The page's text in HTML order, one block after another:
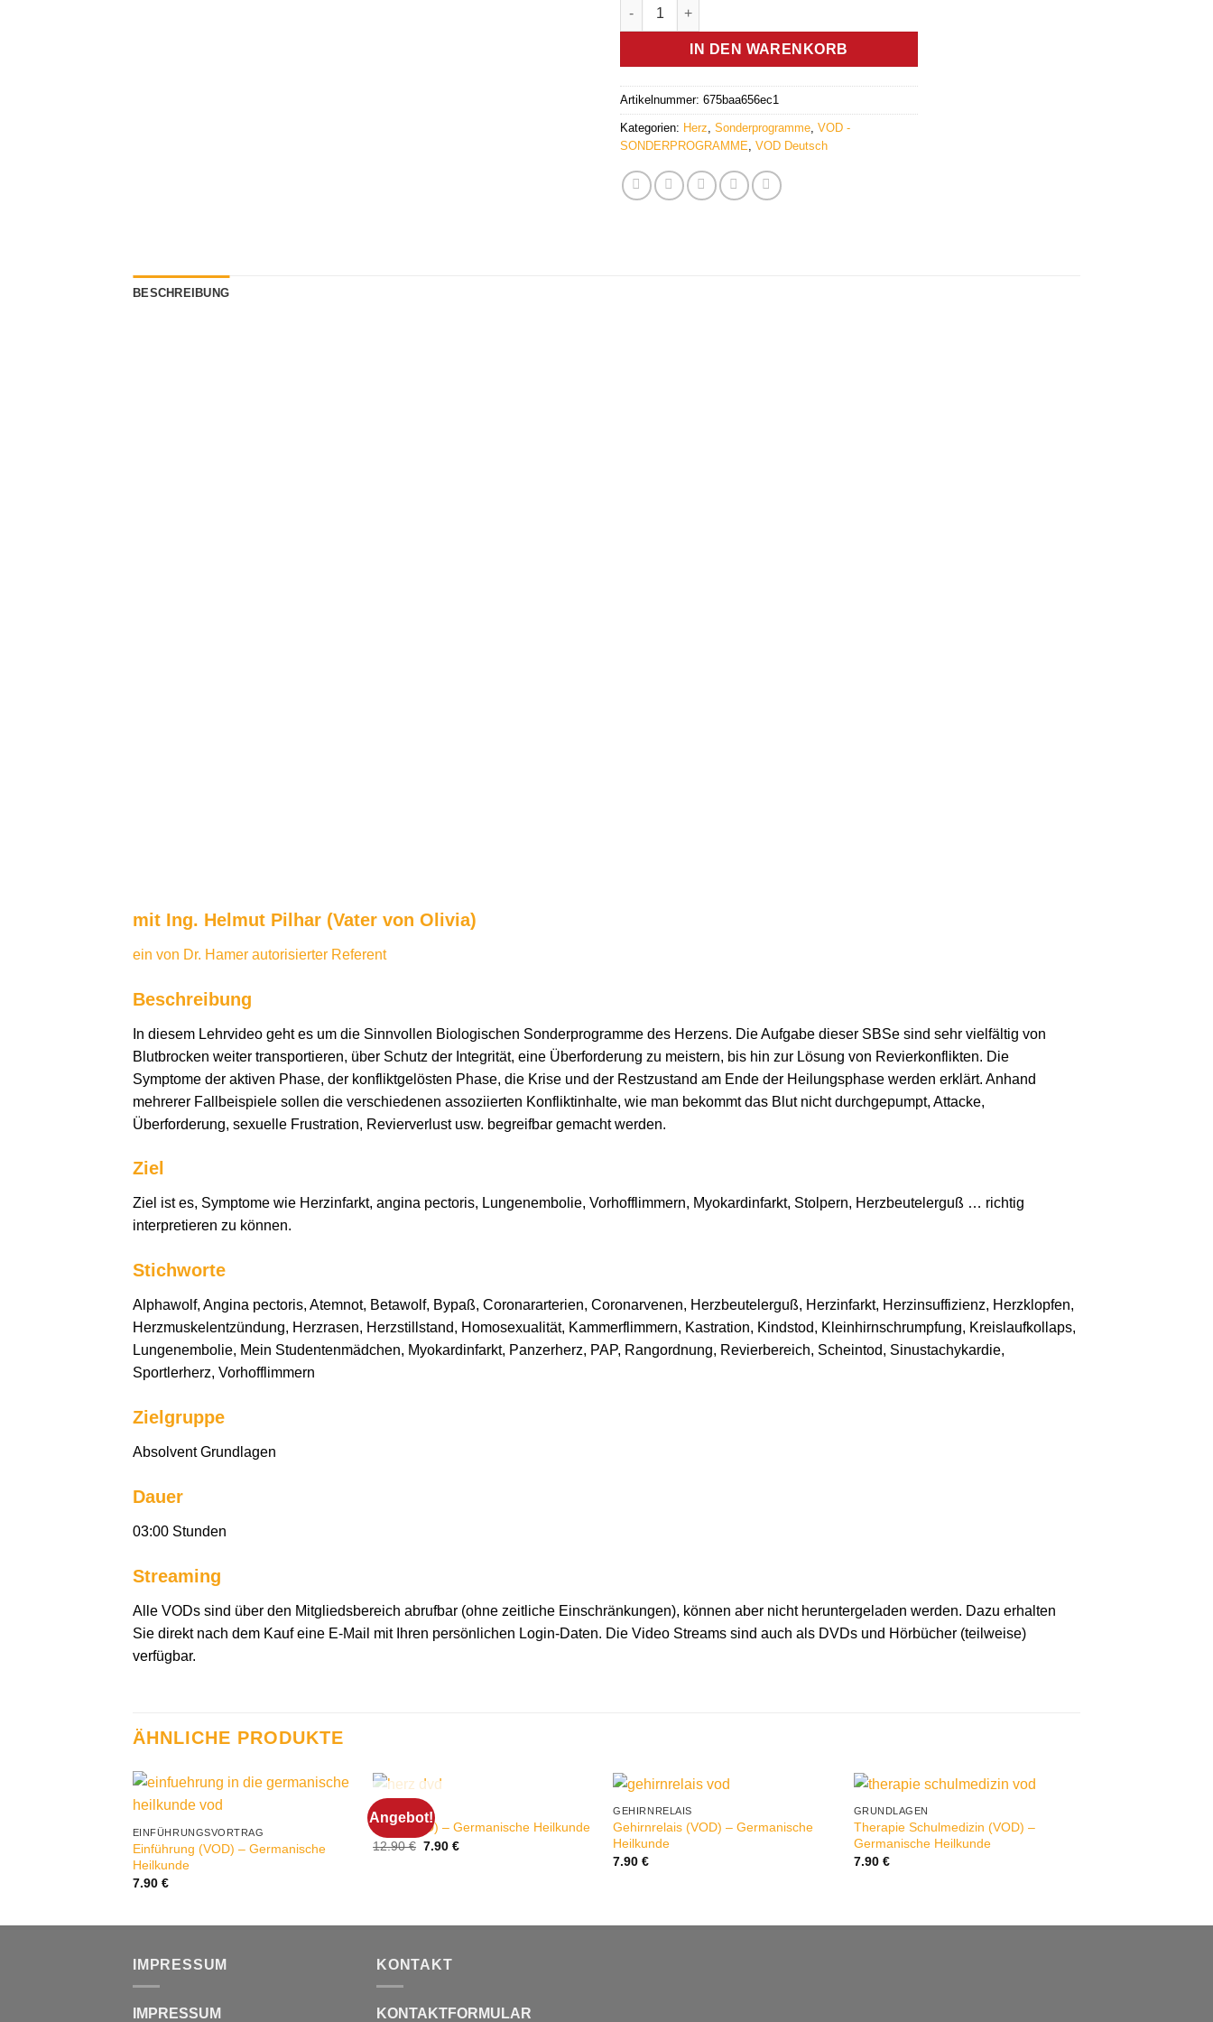
Herz (VOD) - Germanische Heilkunde Menge
IN DEN WARENKORB
Artikelnummer: 675baa656ec1
Kategorien: Herz Sonderprogramme VOD -
SONDERPROGRAMME VOD Deutsch
BESCHREIBUNG
mit Ing. Helmut Pilhar (Vater von Olivia)
ein von Dr. Hamer autorisierter Referent
Beschreibung
In diesem Lehrvideo geht es um die Sinnvollen Biologischen Sonderprogramme des Herzens. Die Aufgabe dieser SBSe sind sehr vielfältig von
Blutbrocken weiter transportieren, über Schutz der Integrität, eine Überforderung zu meistern, bis hin zur Lösung von Revierkonflikten. Die
Symptome der aktiven Phase, der konfliktgelösten Phase, die Krise und der Restzustand am Ende der Heilungsphase werden erklärt. Anhand
mehrerer Fallbeispiele sollen die verschiedenen assoziierten Konfliktinhalte, wie man bekommt das Blut nicht durchgepumpt, Attacke,
Überforderung, sexuelle Frustration, Revierverlust usw. begreifbar gemacht werden.
Ziel
Ziel ist es, Symptome wie Herzinfarkt, angina pectoris, Lungenembolie, Vorhofflimmern, Myokardinfarkt, Stolpern, Herzbeutelerguß … richtig
interpretieren zu können.
Stichworte
Alphawolf, Angina pectoris, Atemnot, Betawolf, Bypaß, Coronararterien, Coronarvenen, Herzbeutelerguß, Herzinfarkt, Herzinsuffizienz, Herzklopfen,
Herzmuskelentzündung, Herzrasen, Herzstillstand, Homosexualität, Kammerflimmern, Kastration, Kindstod, Kleinhirnschrumpfung, Kreislaufkollaps,
Lungenembolie, Mein Studentenmädchen, Myokardinfarkt, Panzerherz, PAP, Rangordnung, Revierbereich, Scheintod, Sinustachykardie,
Sportlerherz, Vorhofflimmern
Zielgruppe
Absolvent Grundlagen
Dauer
03:00 Stunden
Streaming
Alle VODs sind über den Mitgliedsbereich abrufbar (ohne zeitliche Einschränkungen), können aber nicht heruntergeladen werden. Dazu erhalten
Sie direkt nach dem Kauf eine E-Mail mit Ihren persönlichen Login-Daten. Die Video Streams sind auch als DVDs und Hörbücher (teilweise)
verfügbar.
ÄHNLICHE PRODUKTE
EINFÜHRUNGSVORTRAG
Einführung (VOD) – Germanische
Heilkunde
7.90 €
Angebot!NICHT VORRÄTIG
DVD
Herz (DVD) – Germanische Heilkunde
12.90€ Ursprünglicher
7.90€Aktueller
GEHIRNRELAIS
Gehirnrelais (VOD) – Germanische
Heilkunde
7.90€
GRUNDLAGEN
Therapie Schulmedizin (VOD) –
Germanische Heilkunde
7.90 €
IMPRESSUM
IMPRESSUM
KONTAKT
KONTAKTFORMULAR